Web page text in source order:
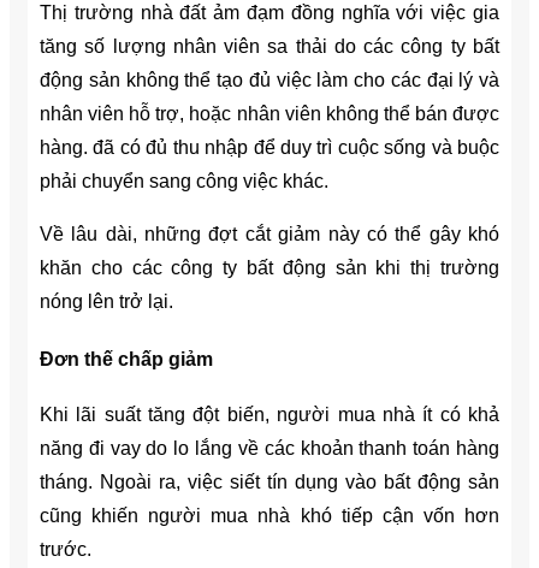
Thị trường nhà đất ảm đạm đồng nghĩa với việc gia
tăng số lượng nhân viên sa thải do các công ty bất
động sản không thể tạo đủ việc làm cho các đại lý và
nhân viên hỗ trợ, hoặc nhân viên không thể bán được
hàng. đã có đủ thu nhập để duy trì cuộc sống và buộc
phải chuyển sang công việc khác.
Về lâu dài, những đợt cắt giảm này có thể gây khó
khăn cho các công ty bất động sản khi thị trường
nóng lên trở lại.
Đơn thế chấp giảm
Khi lãi suất tăng đột biến, người mua nhà ít có khả
năng đi vay do lo lắng về các khoản thanh toán hàng
tháng. Ngoài ra, việc siết tín dụng vào bất động sản
cũng khiến người mua nhà khó tiếp cận vốn hơn
trước.